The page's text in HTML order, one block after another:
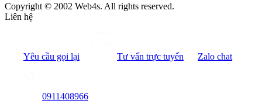
Copyright © 2002 Web4s. All rights reserved.
Liên hệ
Yêu cầu gọi lại Tư vấn trực tuyến Zalo chat
0911408966